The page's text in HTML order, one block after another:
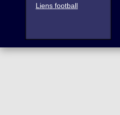
Liens football